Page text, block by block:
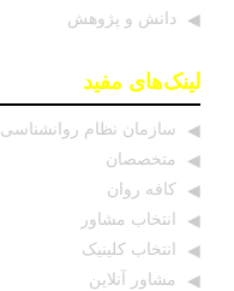
دانش و پژوهش
لینک‌های مفید
سازمان نظام روانشناسی
متخصصان
کافه روان
انتخاب مشاور
انتخاب کلینیک
مشاور آنلاین